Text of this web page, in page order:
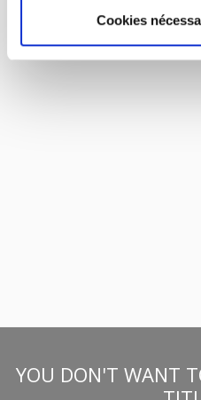
Cookies
YOU DON'T WANT